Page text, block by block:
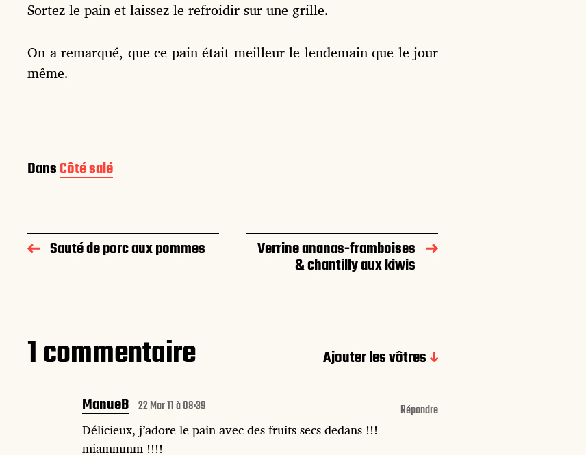
Sortez le pain et laissez le refroidir sur une grille.
On a remarqué, que ce pain était meilleur le lendemain que le jour
même.
DansCôté salé
Sauté de porc aux pommes Verrine ananas-framboises
& chantilly aux kiwis
1 commentaire Ajouter les vôtres
ManueB 22 Mar 11 à 08:39
Délicieux, j’adore le pain avec des fruits secs dedans !!!
miammmm !!!!
Répondre